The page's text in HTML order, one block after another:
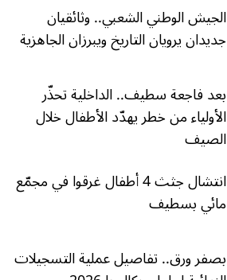
الجيش الوطني الشعبي.. وثائقيان
جديدان يرويان التاريخ ويبرزان الجاهزية
بعد فاجعة سطيف.. الداخلية تحذّر
الأولياء من خطر يهدّد الأطفال خلال
الصيف
انتشال جثث 4 أطفال غرقوا في مجمّع
مائي بسطيف
بصفر ورق.. تفاصيل عملية التسجيلات